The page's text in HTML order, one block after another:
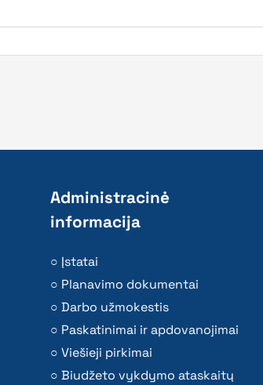
Administracinė
informacija
Įstatai
Planavimo dokumentai
Darbo užmokestis
Paskatinimai ir apdovanojimai
Viešieji pirkimai
Biudžeto vykdymo ataskaitų